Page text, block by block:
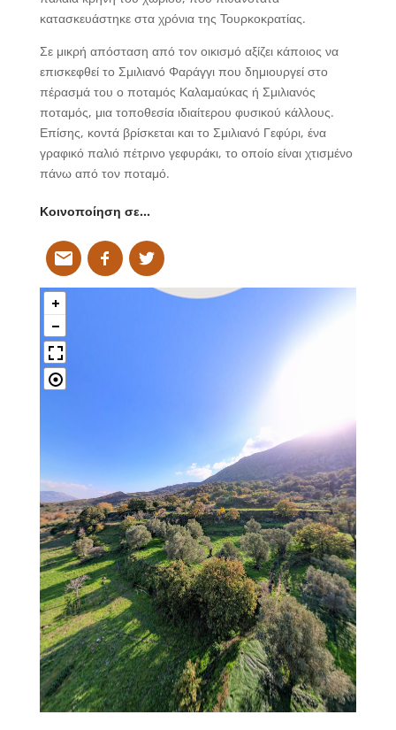
κατασκευάστηκε στα χρόνια της Τουρκοκρατίας.
Σε μικρή απόσταση από τον οικισμό αξίζει κάποιος να
επισκεφθεί το Σμιλιανό Φαράγγι που δημιουργεί στο
πέρασμά του ο ποταμός Καλαμαύκας ή Σμιλιανός
ποταμός, μια τοποθεσία ιδιαίτερου φυσικού κάλλους.
Επίσης, κοντά βρίσκεται και το Σμιλιανό Γεφύρι, ένα
γραφικό παλιό πέτρινο γεφυράκι, το οποίο είναι χτισμένο
πάνω από τον ποταμό.
Κοινοποίηση σε…